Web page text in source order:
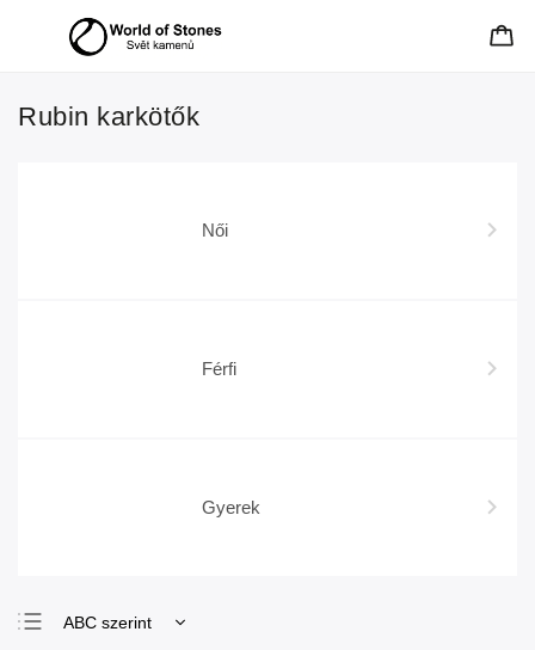
Rubin karkötők
Női
Férfi
Gyerek
ABC szerint